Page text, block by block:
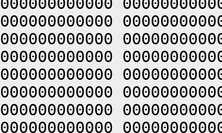
000000000000
000000000000
000000000000
000000000000
000000000000
000000000000
000000000000